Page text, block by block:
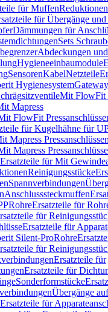
für MuffenReduktionen
für Übergänge
Dämmungen für
Sets
Abdeckungen
Hygieneeinbaumodule
SensorenKabelNetzteile
Hygienesystem
Mit FlowFit
Mapress
FlowFit
für Kugelhähne für
Mapress Pressanschlüssen
Mapress
Ersatzteile für Mit
Reinigungsstücke
Spannverbindungen
Anschlusssteckmuffen
RohreErsatzteile für
für
Ersatzteile für
Silent-ProRohre
für
Ersatzteile für
Ersatzteile für
Sonderformstücke
Übergänge
Ersatzteile für